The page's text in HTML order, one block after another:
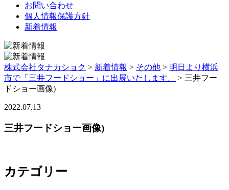
お問い合わせ
個人情報保護方針
新着情報
株式会社タナカショク > 新着情報 > その他 > 明日より横浜
市で「三井フードショー」に出展いたします。
> 三井フー
ドショー画像)
2022.07.13
三井フードショー画像)
カテゴリー